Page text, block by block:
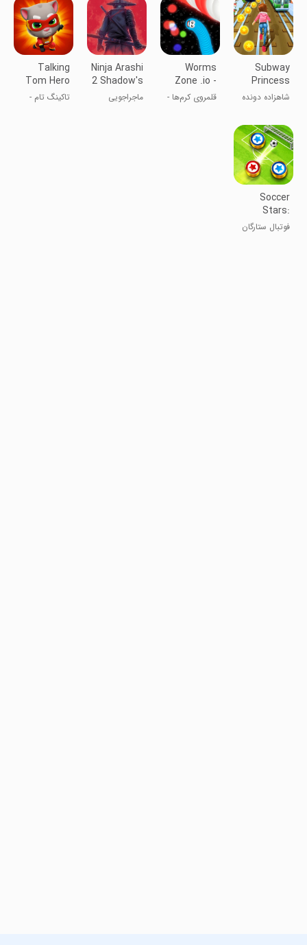
Subway
Princess
Runner
شاهزاده دونده
Worms
Zone .io -
Hungry
Snake
قلمروی کرم‌ها -
Ninja Arashi
2 Shadow's
Return
ماجراجویی
Talking
Tom Hero
Dash
تاکینگ تام -
Soccer
Stars:
Football
Kick
فوتبال ستارگان